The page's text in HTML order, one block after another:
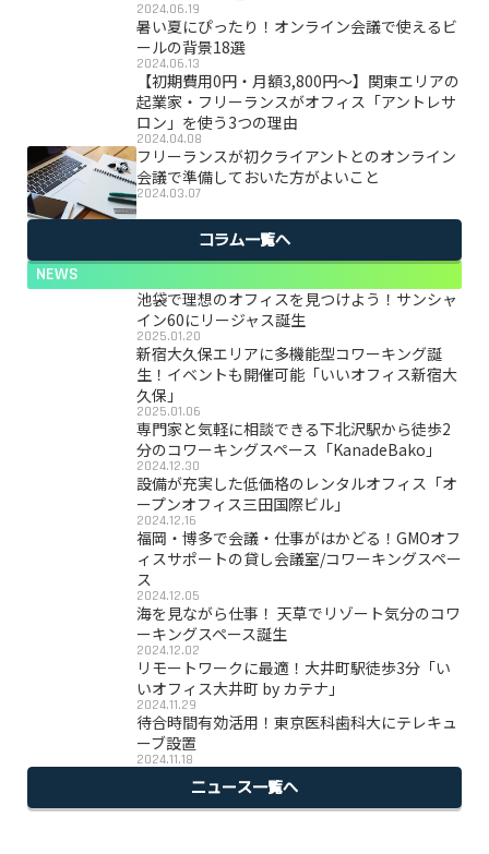
2024.06.19
暑い夏にぴったり！オンライン会議で使えるビ
ールの背景18選
2024.06.13
【初期費用0円・月額3,800円〜】関東エリアの
起業家・フリーランスがオフィス「アントレサ
ロン」を使う3つの理由
2024.04.08
フリーランスが初クライアントとのオンライン
会議で準備しておいた方がよいこと
2024.03.07
コラム一覧へ
NEWS
池袋で理想のオフィスを見つけよう！サンシャ
イン60にリージャス誕生
2025.01.20
新宿大久保エリアに多機能型コワーキング誕
生！イベントも開催可能「いいオフィス新宿大
久保」
2025.01.06
専門家と気軽に相談できる下北沢駅から徒歩2
分のコワーキングスペース「KanadeBako」
2024.12.30
設備が充実した低価格のレンタルオフィス「オ
ープンオフィス三田国際ビル」
2024.12.16
福岡・博多で会議・仕事がはかどる！GMOオフ
ィスサポートの貸し会議室/コワーキングスペー
ス
2024.12.05
海を見ながら仕事！ 天草でリゾート気分のコワ
ーキングスペース誕生
2024.12.02
リモートワークに最適！大井町駅徒歩3分「い
いオフィス大井町 by カテナ」
2024.11.29
待合時間有効活用！東京医科歯科大にテレキュ
ーブ設置
2024.11.18
ニュース一覧へ